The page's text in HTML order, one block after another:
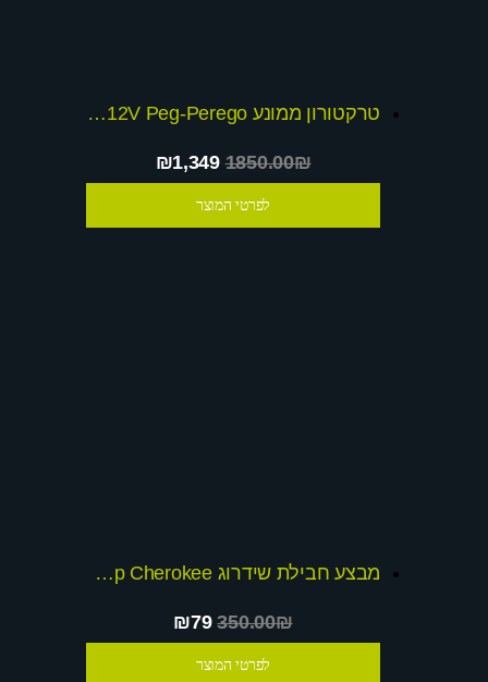
טרקטורון ממונע 12V Peg-Perego דגם72020
₪1,3491850.00₪
לפרטי המוצר
מבצע חבילת שידרוג Jeep Cherokee
₪79350.00₪
לפרטי המוצר